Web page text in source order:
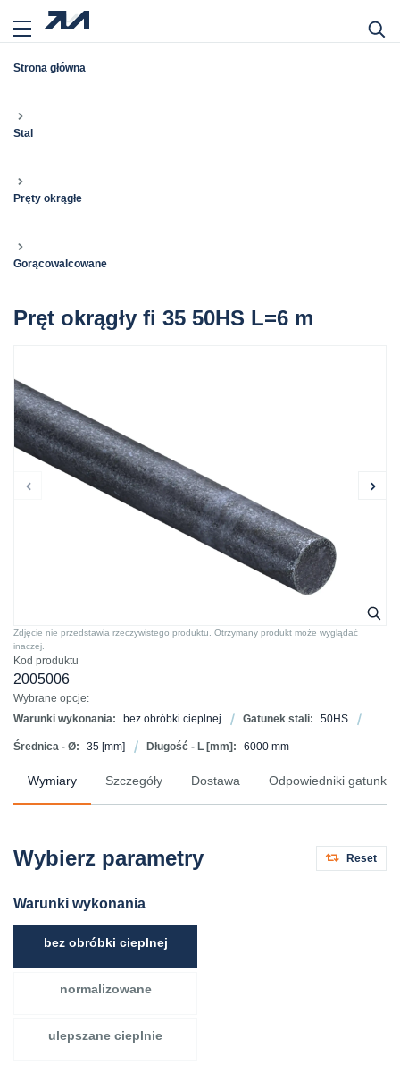
Strona główna
Stal
Pręty okrągłe
Gorącowalcowane
Pręt okrągły fi 35 50HS L=6 m
Kod produktu
2005006
Wybrane opcje:
Warunki wykonania:
bez obróbki cieplnej Gatunek stali: 50HS
Średnica - Ø: 35 [mm] Długość - L [mm]: 6000 mm
Zdjęcie nie przedstawia rzeczywistego produktu. Otrzymany produkt może wyglądać
inaczej.
Wymiary Szczegóły Dostawa Odpowiedniki
Wybierz parametry Reset
Warunki wykonania
bez obróbki cieplnej
normalizowane
ulepszane cieplnie